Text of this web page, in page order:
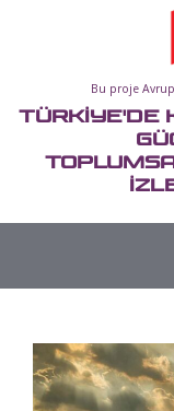
Bu proje
TÜRKİYE'DE